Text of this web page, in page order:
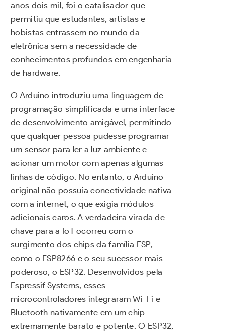
anos dois mil, foi o catalisador que
permitiu que estudantes, artistas e
hobistas entrassem no mundo da
eletrônica sem a necessidade de
conhecimentos profundos em engenharia
de hardware.
O Arduino introduziu uma linguagem de
programação simplificada e uma interface
de desenvolvimento amigável, permitindo
que qualquer pessoa pudesse programar
um sensor para ler a luz ambiente e
acionar um motor com apenas algumas
linhas de código. No entanto, o Arduino
original não possuía conectividade nativa
com a internet, o que exigia módulos
adicionais caros. A verdadeira virada de
chave para a IoT ocorreu com o
surgimento dos chips da família ESP,
como o ESP8266 e o seu sucessor mais
poderoso, o ESP32. Desenvolvidos pela
Espressif Systems, esses
microcontroladores integraram Wi-Fi e
Bluetooth nativamente em um chip
extremamente barato e potente. O ESP32,